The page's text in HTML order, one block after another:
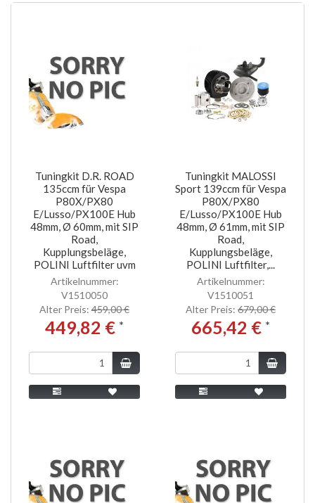
Tuningkit D.R. ROAD
135ccm für Vespa
P80X/PX80
E/Lusso/PX100E Hub
48mm, Ø 60mm, mit SIP
Road,
Kupplungsbeläge,
POLINI Luftfilter uvm
Artikelnummer:
V1510050
Alter Preis: 459,00 €
449,82 € *
Tuningkit MALOSSI
Sport 139ccm für Vespa
P80X/PX80
E/Lusso/PX100E Hub
48mm, Ø 61mm, mit SIP
Road,
Kupplungsbeläge,
POLINI Luftfilter,...
Artikelnummer:
V1510051
Alter Preis: 679,00 €
665,42 € *